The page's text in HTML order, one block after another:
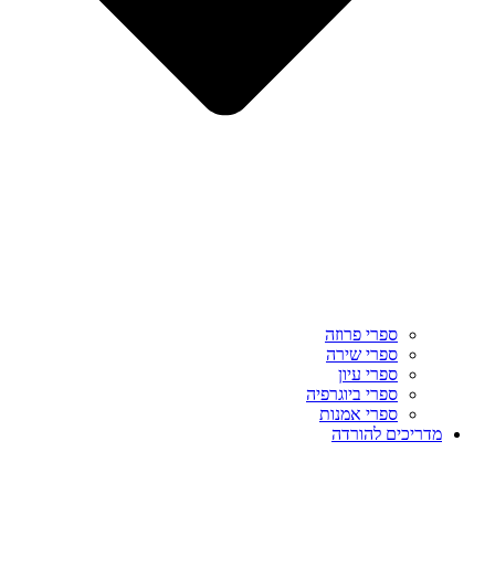
ספרי פרוזה
ספרי שירה
ספרי עיון
ספרי ביוגרפיה
ספרי אמנות
מדריכים להורדה